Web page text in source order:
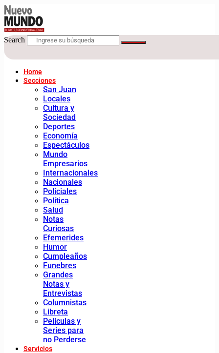
Search
Home
Secciones
San Juan
Locales
Cultura y
Sociedad
Deportes
Economía
Espectáculos
Mundo
Empresarios
Internacionales
Nacionales
Policiales
Política
Salud
Notas
Curiosas
Efemerides
Humor
Cumpleaños
Funebres
Grandes
Notas y
Entrevistas
Columnistas
Libreta
Peliculas y
Series para
no Perderse
Servicios